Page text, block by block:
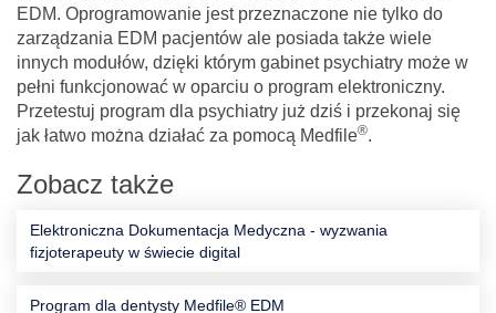
EDM. Oprogramowanie jest przeznaczone nie tylko do
zarządzania EDM pacjentów ale posiada także wiele
innych modułów, dzięki którym gabinet psychiatry może w
pełni funkcjonować w oparciu o program elektroniczny.
Przetestuj program dla psychiatry już dziś i przekonaj się
jak łatwo można działać za pomocą Medfile®.
Zobacz także
Elektroniczna Dokumentacja Medyczna - wyzwania
fizjoterapeuty w świecie digital
Program dla dentysty Medfile® EDM